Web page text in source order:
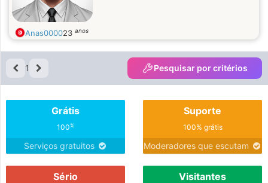
Anas000023 anos
1 Pesquisar por critérios
Grátis
100%
Serviços gratuitos
Suporte
100% grátis
Moderadores que escutam
Sério Visitantes